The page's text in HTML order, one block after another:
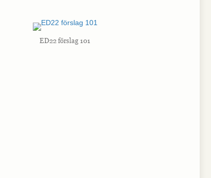
ED22 förslag 101